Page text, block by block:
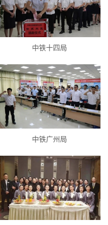
中铁十四局
中铁广州局